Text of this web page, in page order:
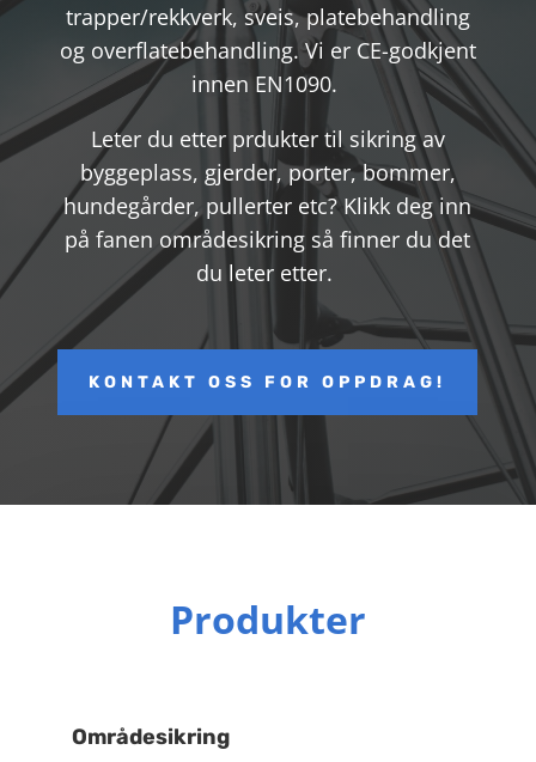
trapper/rekkverk, sveis, platebehandling
og overflatebehandling. Vi er CE-godkjent
innen EN1090.
Leter du etter prdukter til sikring av
byggeplass, gjerder, porter, bommer,
hundegårder, pullerter etc? Klikk deg inn
på fanen områdesikring så finner du det
du leter etter.
KONTAKT OSS FOR OPPDRAG!
Produkter
Områdesikring